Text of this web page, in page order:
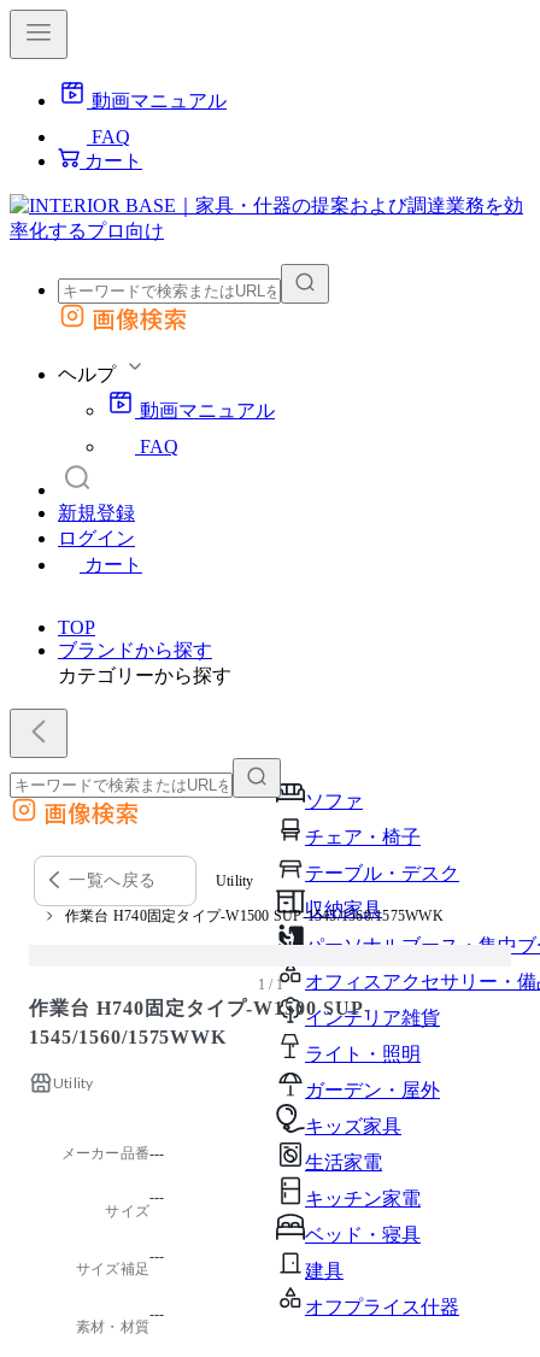
動画マニュアル
FAQ
カート
外部サイトの商品をカートに追加
画像検索
ヘルプ
動画マニュアル
FAQ
新規登録
ログイン
カート
TOP
ブランドから探す
カテゴリーから探す
ソファ
チェア・椅子
テーブル・デスク
収納家具
パーソナルブース・集中
オフィスアクセサリー・備
インテリア雑貨
ライト・照明
ガーデン・屋外
キッズ家具
生活家電
キッチン家電
ベッド・寝具
建具
オフプライス什器
外部サイトの商品をカートに追加
他のサイトで見つけた商品ページのURLを貼り付けて、カートに追加できます
画像検索
一覧へ戻る Utility
作業台 H740固定タイプ-W1500 SUP-1545/1560/1575WWK
1 / 1
作業台 H740固定タイプ-W1500 SUP-
1545/1560/1575WWK
Utility
メーカー品番---
サイズ
---
サイズ補足
---
素材・材質
---